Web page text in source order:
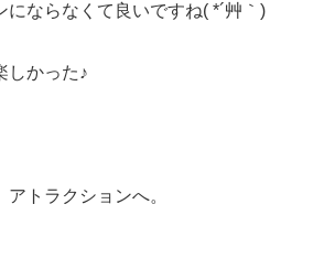
にならなくて良いですね( *´艸｀)
しかった♪
トラクションへ。